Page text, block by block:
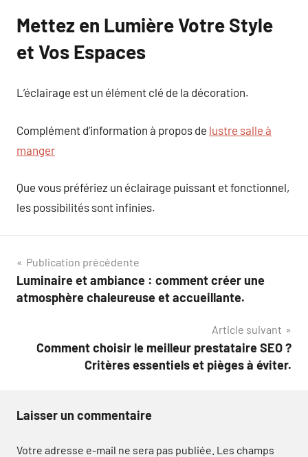
Mettez en Lumière Votre Style
et Vos Espaces
L’éclairage est un élément clé de la décoration.
Complément d’information à propos de lustre salle à
manger
Que vous préfériez un éclairage puissant et fonctionnel,
les possibilités sont infinies.
Navigation
de
Publication précédente
Luminaire et ambiance : comment créer une
atmosphère chaleureuse et accueillante.
Article suivant
Comment choisir le meilleur prestataire SEO ?
Critères essentiels et pièges à éviter.
Laisser un commentaire
Votre adresse e-mail ne sera pas publiée. Les champs